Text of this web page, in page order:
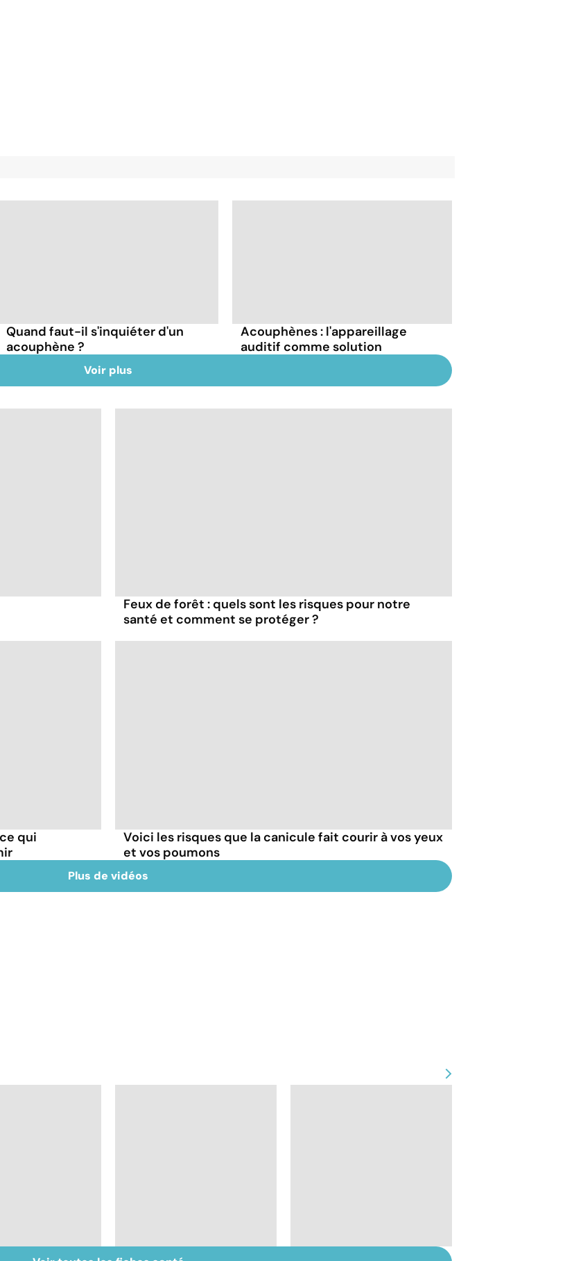
Quand faut-il s'inquiéter d'un
acouphène ?
Acouphènes : l'appareillage
auditif comme solution
Voir plus
Feux de forêt : quels sont les risques pour notre
santé et comment se protéger ?
qui
Voici les risques que la canicule fait courir à vos yeux
et vos poumons
Plus de vidéos